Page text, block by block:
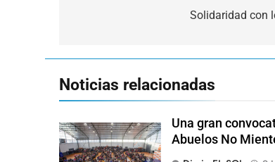
Solidaridad con
Noticias relacionadas
Una gran
Abuelos No